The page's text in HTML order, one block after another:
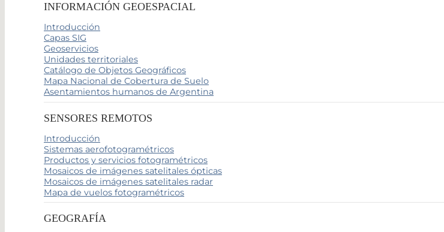
INFORMACIÓN GEOESPACIAL
Introducción
Capas SIG
Geoservicios
Unidades territoriales
Catálogo de Objetos Geográficos
Mapa Nacional de Cobertura de Suelo
Asentamientos humanos de Argentina
SENSORES REMOTOS
Introducción
Sistemas aerofotogramétricos
Productos y servicios fotogramétricos
Mosaicos de imágenes satelitales ópticas
Mosaicos de imágenes satelitales radar
Mapa de vuelos fotogramétricos
GEOGRAFÍA